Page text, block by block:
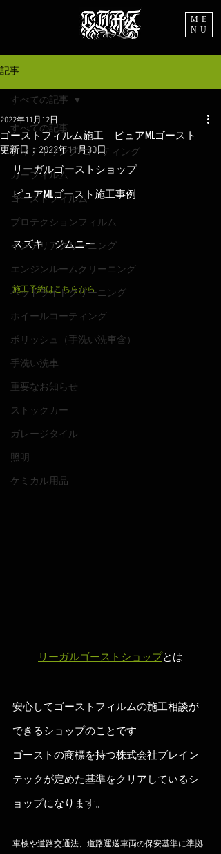
ME
NU
記事
すべての記事
ディテイリング/コーティング
カーフィルム
ゴーストフィルム
プロテクションフィルム
インテリアクリーニング
エンジンルームクリーニング
ヘッドライトクリーニング
ホイールコーティング
ポリッシュ（手洗い洗車含）
手洗い洗車
重要なお知らせ
ストックカー
ガレージタイル
照明
ケミカル用品
すべての記事
ゴーストフィルム施工 ピュアMLゴースト
2022年11月12日
更新日：2022年11月30日
リーガルゴーストショップ
ピュアMLゴースト施工事例
スズキ　ジムニー
施工予約はこちらから
リーガルゴーストショップとは
安心してゴーストフィルムの施工相談が
できるショップのことです
ゴーストの商標を持つ株式会社ブレイン
テックが定めた基準をクリアしているシ
ョップになります。
車検や道路交通法、道路運送車両の保安基準に準拠